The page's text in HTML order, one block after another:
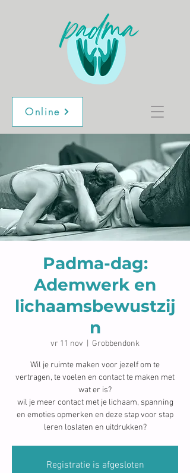
Online
Padma-dag:
Ademwerk en
lichaamsbewustzij
n
vr 11 nov Grobbendonk
Wil je ruimte maken voor jezelf om te
vertragen, te voelen en contact te maken met
wat er is?
wil je meer contact met je lichaam, spanning
en emoties opmerken en deze stap voor stap
leren loslaten en uitdrukken?
Registratie is afgesloten